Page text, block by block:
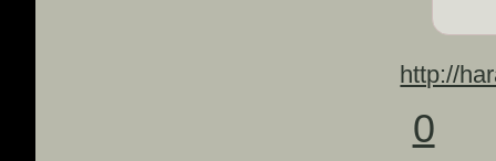
http://
0